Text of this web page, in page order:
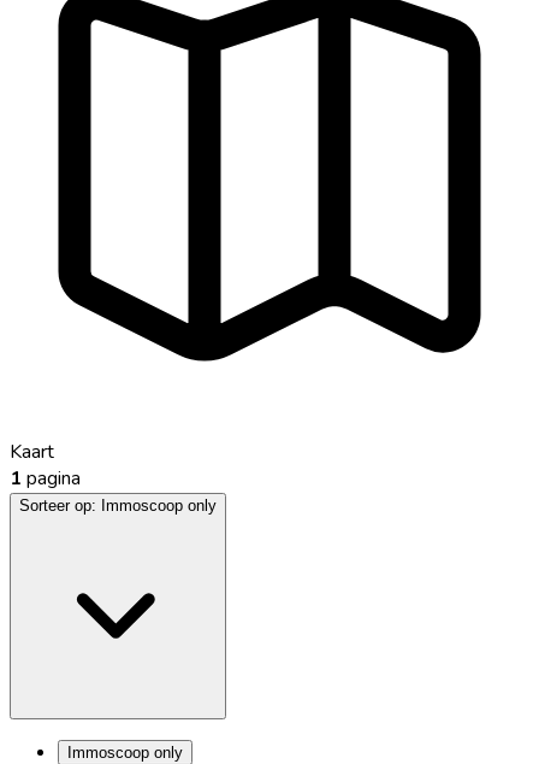
Kaart
1 pagina
Sorteer op: Immoscoop only
Immoscoop only